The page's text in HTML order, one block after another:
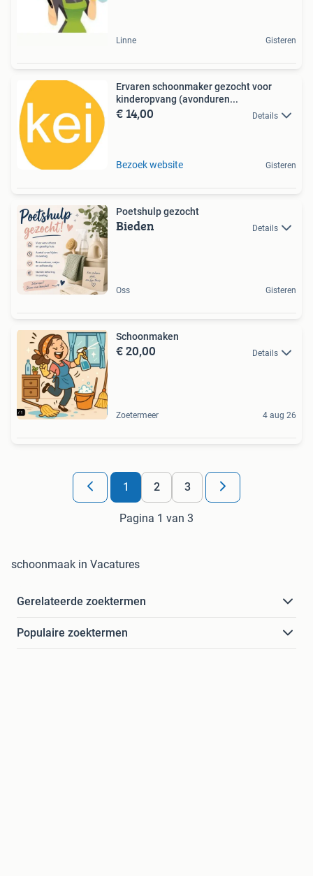
Linne Gisteren
Ervaren schoonmaker gezocht voor
kinderopvang (avonduren...
€ 14,00 Details
Bezoek website Gisteren
Poetshulp gezocht
Bieden Details
Oss Gisteren
Schoonmaken
€ 20,00 Details
Zoetermeer 4 aug 26
1 2 3
Pagina 1 van 3
schoonmaak in Vacatures
Gerelateerde zoektermen
Populaire zoektermen